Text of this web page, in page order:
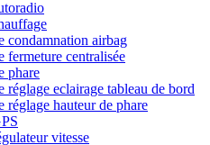
condamnation airbag
fermeture centralisée
phare
réglage eclairage tableau de bord
réglage hauteur de phare
vitesse